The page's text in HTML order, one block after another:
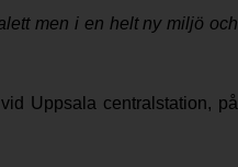
men i en helt ny miljö och
Uppsala centralstation, på